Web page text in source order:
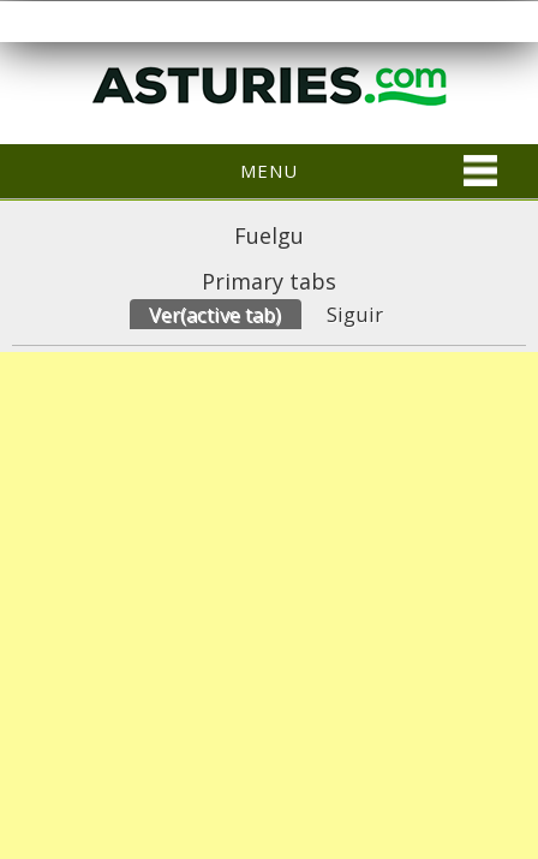
MENU
Fuelgu
Primary tabs
Ver(active tab) Siguir